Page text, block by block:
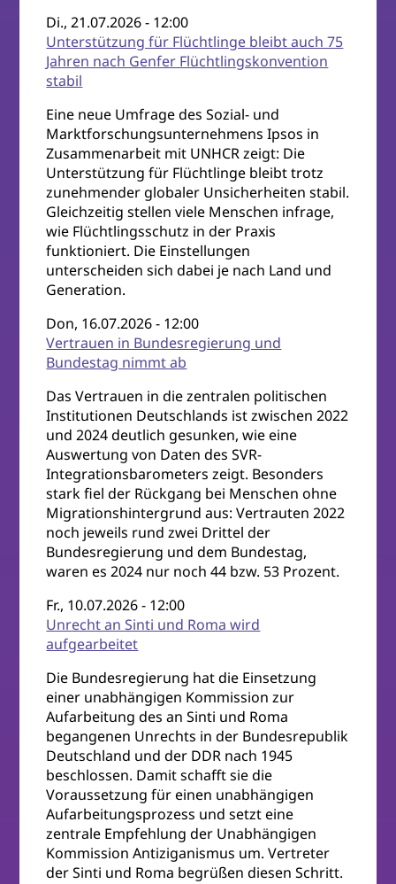
Di., 21.07.2026 - 12:00
Unterstützung für Flüchtlinge bleibt auch 75
Jahren nach Genfer Flüchtlingskonvention
stabil
Eine neue Umfrage des Sozial- und
Marktforschungsunternehmens Ipsos in
Zusammenarbeit mit UNHCR zeigt: Die
Unterstützung für Flüchtlinge bleibt trotz
zunehmender globaler Unsicherheiten stabil.
Gleichzeitig stellen viele Menschen infrage,
wie Flüchtlingsschutz in der Praxis
funktioniert. Die Einstellungen
unterscheiden sich dabei je nach Land und
Generation.
Don, 16.07.2026 - 12:00
Vertrauen in Bundesregierung und
Bundestag nimmt ab
Das Vertrauen in die zentralen politischen
Institutionen Deutschlands ist zwischen 2022
und 2024 deutlich gesunken, wie eine
Auswertung von Daten des SVR-
Integrationsbarometers zeigt. Besonders
stark fiel der Rückgang bei Menschen ohne
Migrationshintergrund aus: Vertrauten 2022
noch jeweils rund zwei Drittel der
Bundesregierung und dem Bundestag,
waren es 2024 nur noch 44 bzw. 53 Prozent.
Fr., 10.07.2026 - 12:00
Unrecht an Sinti und Roma wird
aufgearbeitet
Die Bundesregierung hat die Einsetzung
einer unabhängigen Kommission zur
Aufarbeitung des an Sinti und Roma
begangenen Unrechts in der Bundesrepublik
Deutschland und der DDR nach 1945
beschlossen. Damit schafft sie die
Voraussetzung für einen unabhängigen
Aufarbeitungsprozess und setzt eine
zentrale Empfehlung der Unabhängigen
Kommission Antiziganismus um. Vertreter
der Sinti und Roma begrüßen diesen Schritt.